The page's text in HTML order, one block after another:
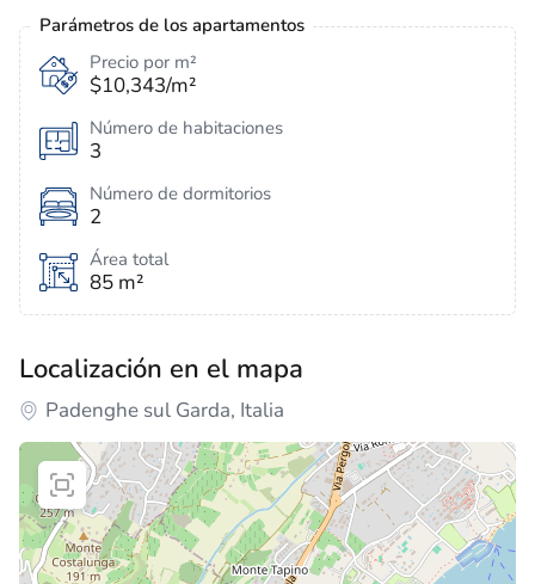
Parámetros de los apartamentos
Precio por m²
$10,343/m²
Número de habitaciones
3
Número de dormitorios
2
Área total
85 m²
Localización en el mapa
Padenghe sul Garda, Italia